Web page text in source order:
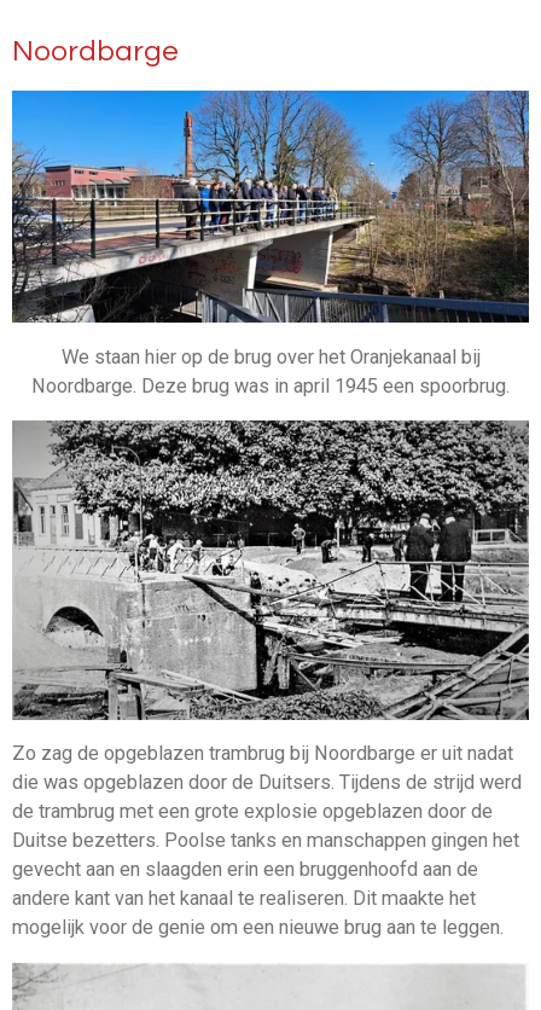
Noordbarge
We staan hier op de brug over het Oranjekanaal bij
Noordbarge. Deze brug was in april 1945 een spoorbrug.
Zo zag de opgeblazen trambrug bij Noordbarge er uit nadat
die was opgeblazen door de Duitsers. Tijdens de strijd werd
de trambrug met een grote explosie opgeblazen door de
Duitse bezetters. Poolse tanks en manschappen gingen het
gevecht aan en slaagden erin een bruggenhoofd aan de
andere kant van het kanaal te realiseren. Dit maakte het
mogelijk voor de genie om een nieuwe brug aan te leggen.